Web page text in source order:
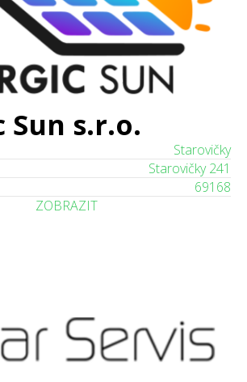
Sun s.r.o.
Starovičky
Starovičky 241
69168
ZOBRAZIT